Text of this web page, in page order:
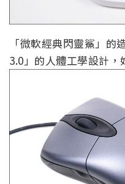
「微軟經典閃靈鯊」
3.0」的人體工學設計，